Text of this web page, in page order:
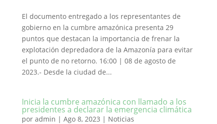
El documento entregado a los representantes de
gobierno en la cumbre amazónica presenta 29
puntos que destacan la importancia de frenar la
explotación depredadora de la Amazonía para evitar
el punto de no retorno. 16:00 | 08 de agosto de
2023.- Desde la ciudad de...
Inicia la cumbre amazónica con llamado a los
presidentes a declarar la emergencia climática
por admin | Ago 8, 2023 | Noticias